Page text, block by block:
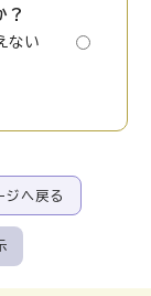
？
ない
ジへ戻る